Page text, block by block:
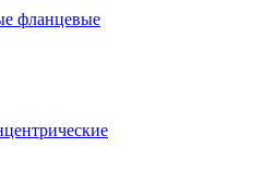
фланцевые